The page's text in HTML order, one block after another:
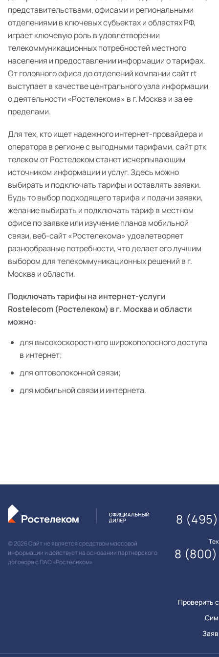
представительствами, офисами и региональными
отделениями в ключевых субъектах и областях РФ,
играет ключевую роль в удовлетворении
телекоммуникационных потребностей местного
населения и предоставлении информации о тарифах.
От головного офиса до отделений компании сайт rt
выступает в качестве центрального узла информации
о деятельности «Ростелекома» в г. Москва и за ее
пределами.
Для тех, кто ищет надежного интернет-провайдера и
оператора в регионе с выгодными тарифами, сайт ртк
телеком от Ростелеком станет исчерпывающим
источником информации и услуг. Здесь можно
выбирать и подключать тарифы и оставлять заявки.
Будь то выбор подходящего тарифа и подачи заявки,
желание выбирать и подключать тариф в местном
офисе по заявке или изучение планов мобильной
связи, веб-сайт «Ростелекома» удовлетворяет
разнообразные потребности, что делает его лучшим
выбором для телекоммуникационных решений в г.
Москва и области.
Подключать тарифы на интернет-услуги
Rostelecom (Ростелеком) в г. Москва и области
можно:
для высокоскоростного широкополосного доступа
в интернет;
для оптоволоконной связи;
для мобильной связи и интернета.
© 2026 Сайт не является средством массовой
информации и действует на основании партнерского
договора с ПАО «Ростелеком»
Проверить
8
8